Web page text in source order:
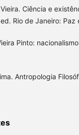
Ciência e
Rio de Janeiro: Paz
Pinto:
Antropologia